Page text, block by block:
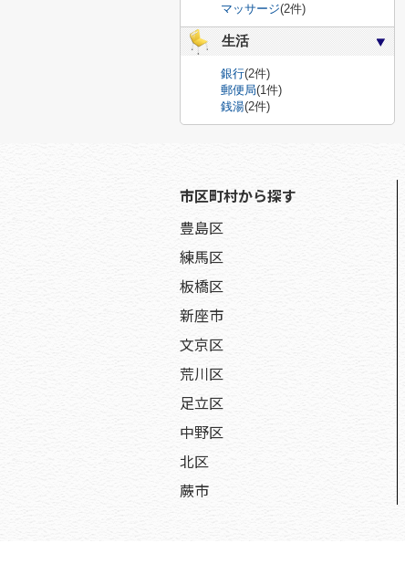
マッサージ(2件)
生活
銀行(2件)
郵便局(1件)
銭湯(2件)
市区町村から探す
豊島区
練馬区
板橋区
新座市
文京区
荒川区
足立区
中野区
北区
蕨市